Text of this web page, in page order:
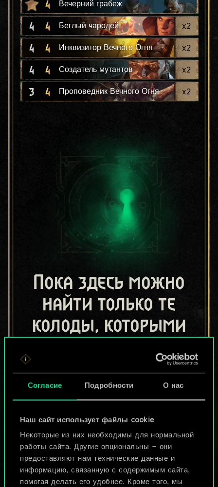
Согласие Подробности О нас
Наш сайт использует файлы cookie
Некоторые из них необходимы для нормальной
работы сайта. Другие опциональны — они
предоставляют нам технические данные и
информацию, связанную с содержимым сайта,
помогая делать его удобнее. Кроме того, мы
4 Вечерний грабеж
4 4 Беглый чародей x2
4 4 Инквизитор Вечного Огня x2
4 4 Создатель мутантов x2
3 4 Проповедник Вечного Огня x2
Пока здесь можно
найти только те
колоды, которыми
игроки.
Но их может быть
Назвать колоду и описать её
Изменить колоду